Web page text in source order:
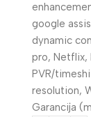
google
dynamic
pro, Netflix,
PVR/
resolution,
Garancija